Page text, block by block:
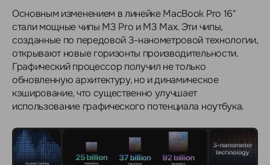
Основным изменением в линейке MacBook Pro 16"
стали мощные чипы M3 Pro и M3 Max. Эти чипы,
созданные по передовой 3-нанометровой технологии,
открывают новые горизонты производительности.
Графический процессор получил не только
обновленную архитектуру, но и динамическое
кэширование, что существенно улучшает
использование графического потенциала ноутбука.